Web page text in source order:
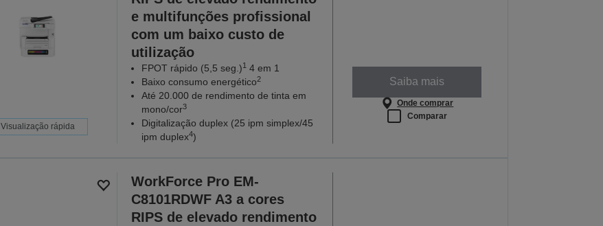
Visualização rápida
e multifunções profissional
com um baixo custo de
utilização
FPOT rápido (5,5 seg.)14 em 1
Baixo consumo energético2
Até 20.000 de rendimento de tinta em
mono/cor3
Digitalização duplex (25 ipm simplex/45
ipm duplex4)
Saiba mais
Onde comprar
Comparar
WorkForce Pro EM-
C8101RDWF A3 a cores
RIPS de elevado rendimento